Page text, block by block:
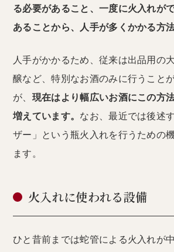
る必要があること、一度に火入れが
あることから、人手が多くかかる方法
人手がかかるため、従来は出品用の
醸など、特別なお酒のみに行うこと
が、 現在はより幅広いお酒にこの方
増えています。 なお、最近では後述
ザー」という瓶火入れを行うための
ます。
火入れに使われる設備
ひと昔前までは蛇管による火入れが